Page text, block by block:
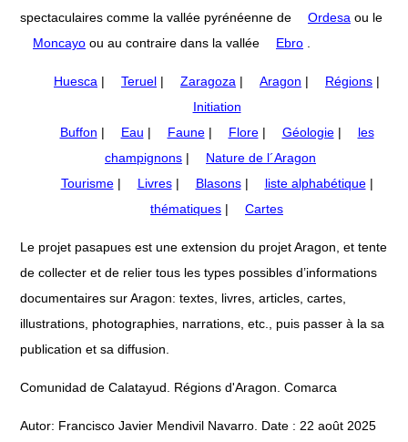
spectaculaires comme la vallée pyrénéenne de
Ordesa ou le
Moncayo ou au contraire dans la vallée Ebro
Huesca | Teruel | Zaragoza | Aragon | Régions |
Initiation
Buffon | Eau | Faune| Flore| Géologie|
les
champignons |
Nature de l´Aragon
Tourisme| Livres| Blasons| liste alphabétique|
thématiques | Cartes
Le projet pasapues est une extension du projet Aragon, et tente
de collecter et de relier tous les types possibles d’informations
documentaires sur Aragon: textes, livres, articles, cartes,
illustrations, photographies, narrations, etc., puis passer à la sa
publication et sa diffusion.
Comunidad de Calatayud. Régions d'Aragon. Comarca
Autor: Francisco Javier Mendivil Navarro. Date : 22 août 2025